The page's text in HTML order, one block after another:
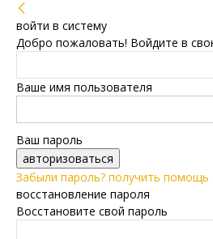
войти в систему
Добро пожаловать! Войдите в
Ваше имя пользователя
Ваш пароль
Забыли пароль? получить помощь
восстановление пароля
Восстановите свой пароль